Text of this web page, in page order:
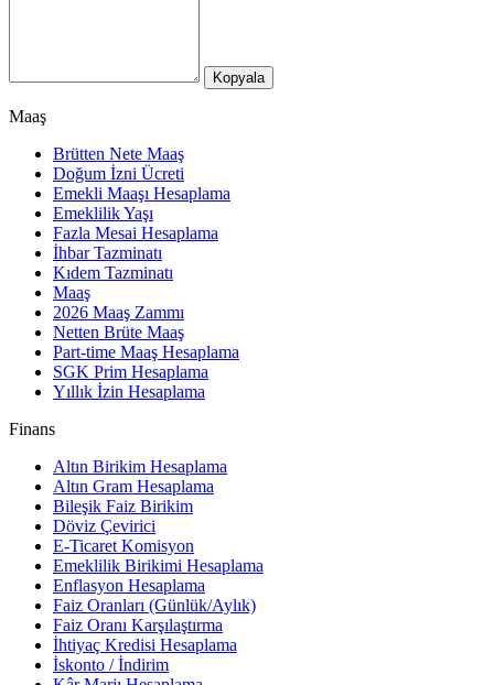
Kopyala
Maaş
Brütten Nete Maaş
Doğum İzni Ücreti
Emekli Maaşı Hesaplama
Emeklilik Yaşı
Fazla Mesai Hesaplama
İhbar Tazminatı
Kıdem Tazminatı
Maaş
2026 Maaş Zammı
Netten Brüte Maaş
Part-time Maaş Hesaplama
SGK Prim Hesaplama
Yıllık İzin Hesaplama
Finans
Altın Birikim Hesaplama
Altın Gram Hesaplama
Bileşik Faiz Birikim
Döviz Çevirici
E-Ticaret Komisyon
Emeklilik Birikimi Hesaplama
Enflasyon Hesaplama
Faiz Oranları (Günlük/Aylık)
Faiz Oranı Karşılaştırma
İhtiyaç Kredisi Hesaplama
İskonto / İndirim